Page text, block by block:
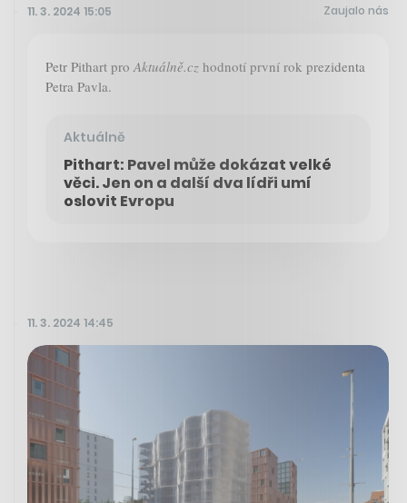
11. 3. 2024 15:05 Zaujalo nás
Petr Pithart proAktuálně.cz hodnotí první rok prezidenta
Petra Pavla.
Aktuálně
Pithart: Pavel může dokázat velké
věci. Jen on a další dva lídři umí
oslovit Evropu
11. 3. 2024 14:45